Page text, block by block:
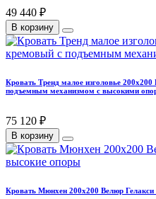
49 440 ₽
В корзину
Кровать Тренд малое изголовье
подъемным механизмом с высокими
75 120 ₽
В корзину
Кровать Мюнхен 200х200 Велюр